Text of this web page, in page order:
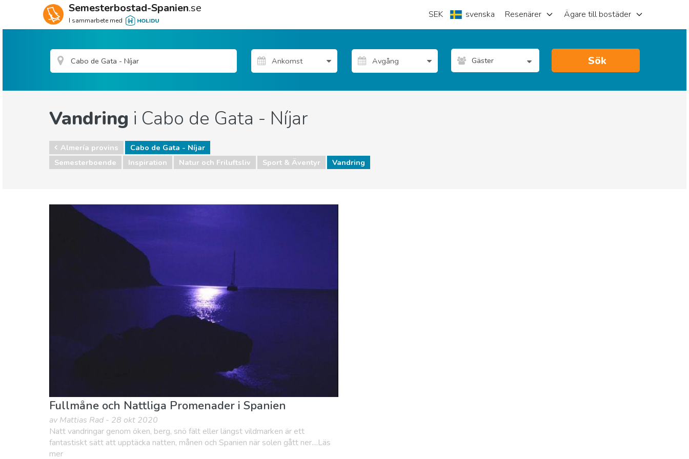
Semesterbostad-Spanien.se
I sammarbete med
SEK svenska Resenärer Ägare till bostäder
Gäster Sök
Vandring i Cabo de Gata - Níjar
Almería provins
Cabo de Gata - Níjar
Semesterboende
Inspiration Natur och Friluftsliv Sport & Äventyr Vandring
Natur och Friluftsliv
Fullmåne och Nattliga Promenader i Spanien
av Mattias Rad - 28 okt 2020
Natt vandringar genom öken, berg, snö fält eller längst vildmarken är ett
fantastiskt sätt att upptäcka natten, månen och Spanien när solen gått ner....Läs
mer